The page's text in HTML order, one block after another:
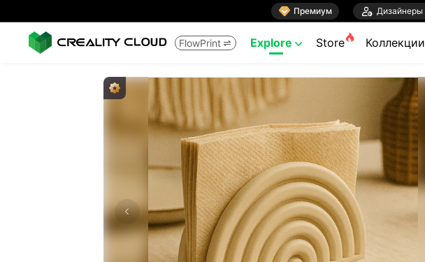
 Премиум  Дизайнеры
FlowPrint  Explore  Store Коллекции